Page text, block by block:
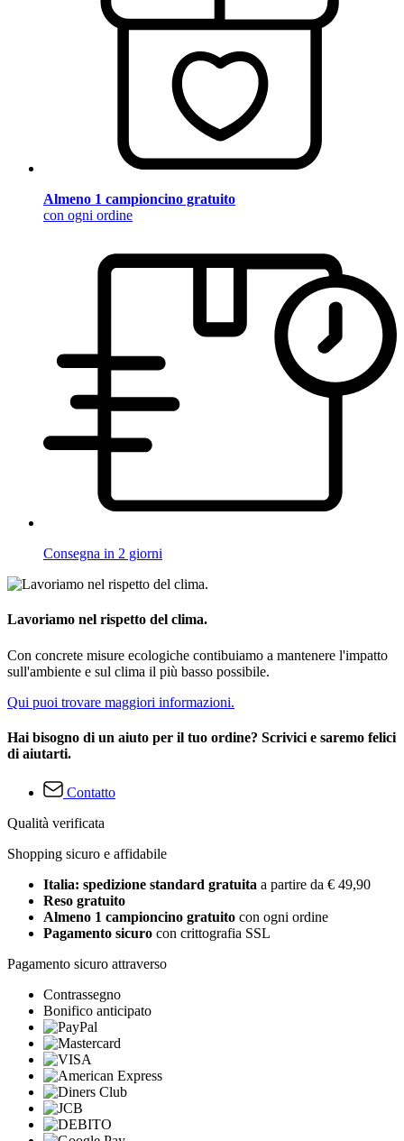
Almeno 1 campioncino gratuito
con ogni ordine
Consegna in 2 giorni
Lavoriamo nel rispetto del clima.
Con concrete misure ecologiche contibuiamo a mantenere l'impatto
sull'ambiente e sul clima il più basso possibile.
Qui puoi trovare maggiori informazioni.
Hai bisogno di un aiuto per il tuo ordine? Scrivici e saremo felici
di aiutarti.
Contatto
Qualità verificata
Shopping sicuro e affidabile
Italia: spedizione standard gratuita a partire da € 49,90
Reso gratuito
Almeno 1 campioncino gratuito con ogni ordine
Pagamento sicuro con crittografia SSL
Pagamento sicuro attraverso
Contrassegno
Bonifico anticipato